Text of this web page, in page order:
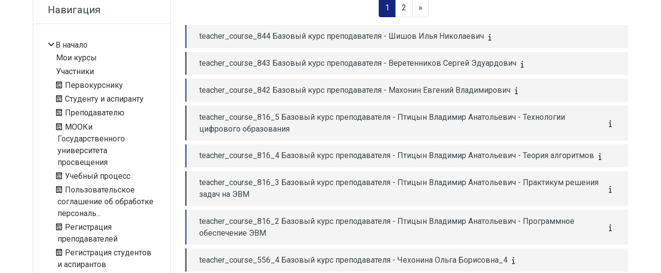
1 Страница 1
2 Страница 2
»
teacher_course_844 Базовый курс преподавателя - Шишов Илья Николаевич
teacher_course_843 Базовый курс преподавателя - Веретенников Сергей Эдуардович
teacher_course_842 Базовый курс преподавателя - Махонин Евгений Владимирович
teacher_course_816_5 Базовый курс преподавателя - Птицын Владимир Анатольевич - Технологии
цифрового образования
teacher_course_816_4 Базовый курс преподавателя - Птицын Владимир Анатольевич - Теория алгоритмов
teacher_course_816_3 Базовый курс преподавателя - Птицын Владимир Анатольевич - Практикум решения
задач на ЭВМ
teacher_course_816_2 Базовый курс преподавателя - Птицын Владимир Анатольевич - Программное
обеспечение ЭВМ
teacher_course_556_4 Базовый курс преподавателя - Чехонина Ольга Борисовна_4
Блоки
Навигация
В начало
Мои курсы
Участники
Первокурснику
Студенту и аспиранту
Преподавателю
МООКи
Государственного
университета
просвещения
Учебный процесс
Пользовательское
соглашение об обработке
персональ...
Регистрация
преподавателей
Регистрация студентов
и аспирантов